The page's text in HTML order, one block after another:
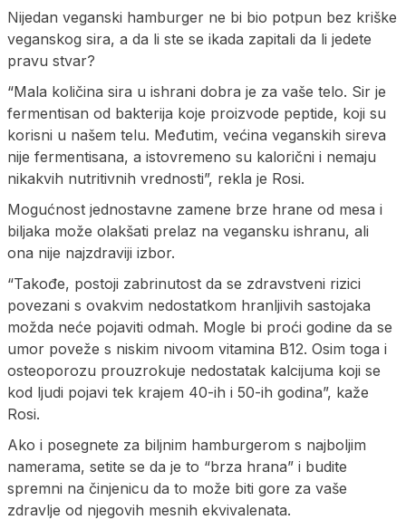
Nijedan veganski hamburger ne bi bio potpun bez kriške
veganskog sira, a da li ste se ikada zapitali da li jedete
pravu stvar?
“Mala količina sira u ishrani dobra je za vaše telo. Sir je
fermentisan od bakterija koje proizvode peptide, koji su
korisni u našem telu. Međutim, većina veganskih sireva
nije fermentisana, a istovremeno su kalorični i nemaju
nikakvih nutritivnih vrednosti”, rekla je Rosi.
Mogućnost jednostavne zamene brze hrane od mesa i
biljaka može olakšati prelaz na vegansku ishranu, ali
ona nije najzdraviji izbor.
“Takođe, postoji zabrinutost da se zdravstveni rizici
povezani s ovakvim nedostatkom hranljivih sastojaka
možda neće pojaviti odmah. Mogle bi proći godine da se
umor poveže s niskim nivoom vitamina B12. Osim toga i
osteoporozu prouzrokuje nedostatak kalcijuma koji se
kod ljudi pojavi tek krajem 40-ih i 50-ih godina”, kaže
Rosi.
Ako i posegnete za biljnim hamburgerom s najboljim
namerama, setite se da je to “brza hrana” i budite
spremni na činjenicu da to može biti gore za vaše
zdravlje od njegovih mesnih ekvivalenata.